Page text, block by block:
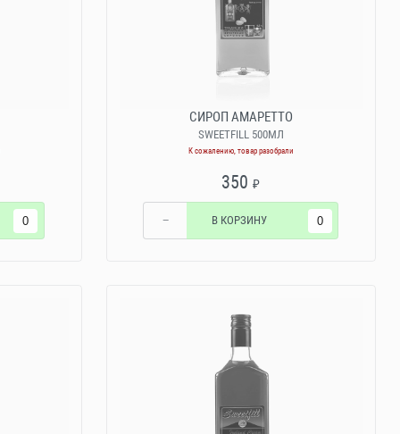
СИРОП АМАРЕТТО
SWEETFILL 500МЛ
К сожалению, товар разобрали
350₽
− В КОРЗИНУ